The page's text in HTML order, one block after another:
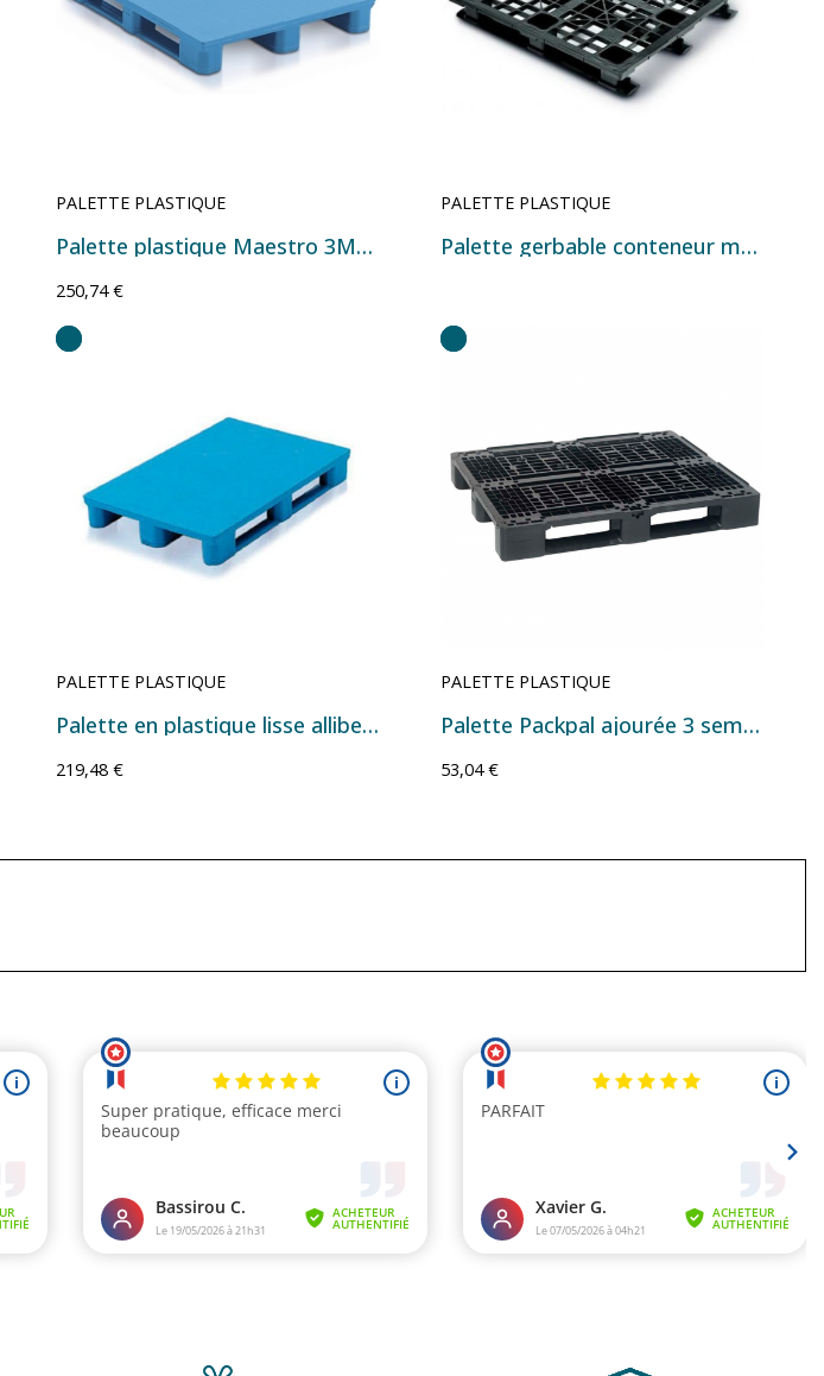
PALETTE PLASTIQUE
Palette plastique Maestro 3M300 1200 x 1000 mm
250,74 €
PALETTE PLASTIQUE
Palette gerbable conteneur maritime
PALETTE PLASTIQUE
Palette en plastique lisse allibert 9371000
219,48 €
PALETTE PLASTIQUE
Palette Packpal ajourée 3 semelles SF 1000 PES - 1200x1000x150 mm Noir
53,04 €